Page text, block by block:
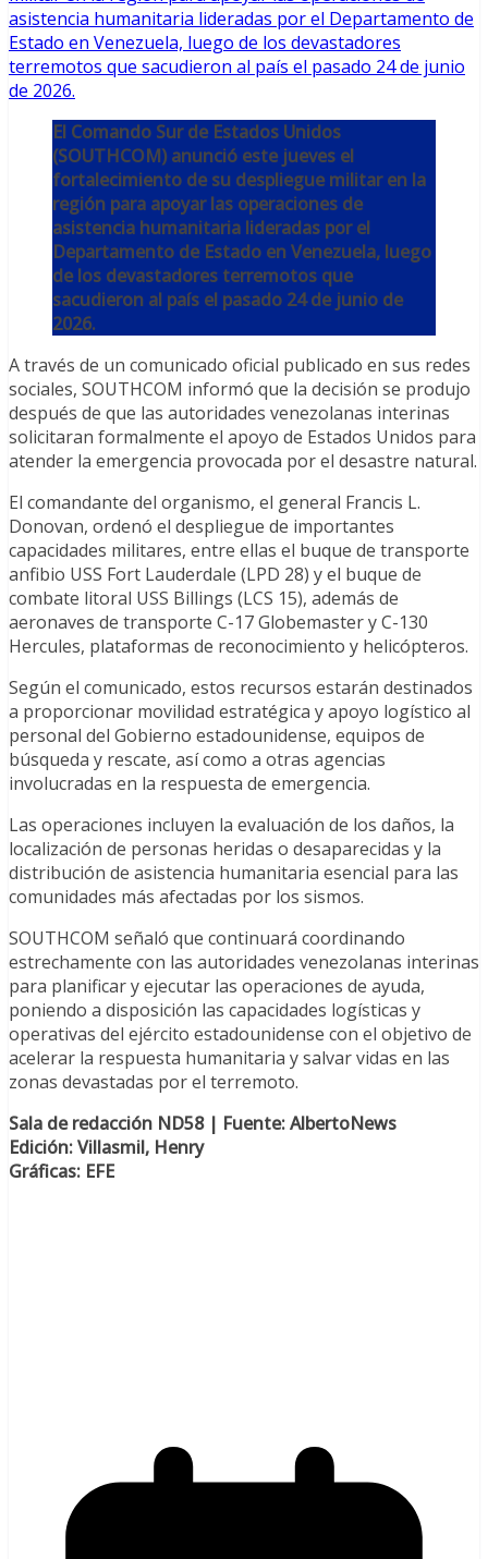
El Comando Sur de Estados Unidos
(SOUTHCOM) anunció este jueves el
fortalecimiento de su despliegue militar en la
región para apoyar las operaciones de
asistencia humanitaria lideradas por el
Departamento de Estado en Venezuela, luego
de los devastadores terremotos que
sacudieron al país el pasado 24 de junio de
2026.
A través de un comunicado oficial publicado en sus redes
sociales, SOUTHCOM informó que la decisión se produjo
después de que las autoridades venezolanas interinas
solicitaran formalmente el apoyo de Estados Unidos para
atender la emergencia provocada por el desastre natural.
El comandante del organismo, el general Francis L.
Donovan, ordenó el despliegue de importantes
capacidades militares, entre ellas el buque de transporte
anfibio USS Fort Lauderdale (LPD 28) y el buque de
combate litoral USS Billings (LCS 15), además de
aeronaves de transporte C-17 Globemaster y C-130
Hercules, plataformas de reconocimiento y helicópteros.
Según el comunicado, estos recursos estarán destinados
a proporcionar movilidad estratégica y apoyo logístico al
personal del Gobierno estadounidense, equipos de
búsqueda y rescate, así como a otras agencias
involucradas en la respuesta de emergencia.
Las operaciones incluyen la evaluación de los daños, la
localización de personas heridas o desaparecidas y la
distribución de asistencia humanitaria esencial para las
comunidades más afectadas por los sismos.
SOUTHCOM señaló que continuará coordinando
estrechamente con las autoridades venezolanas interinas
para planificar y ejecutar las operaciones de ayuda,
poniendo a disposición las capacidades logísticas y
operativas del ejército estadounidense con el objetivo de
acelerar la respuesta humanitaria y salvar vidas en las
zonas devastadas por el terremoto.
Sala de redacción ND58 | Fuente: AlbertoNews
Edición: Villasmil, Henry
Gráficas: EFE